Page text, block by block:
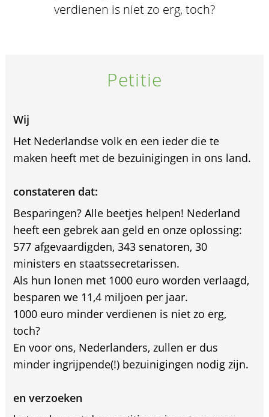
verdienen is niet zo erg, toch?
Petitie
Wij
Het Nederlandse volk en een ieder die te
maken heeft met de bezuinigingen in ons land.
constateren dat:
Besparingen? Alle beetjes helpen! Nederland
heeft een gebrek aan geld en onze oplossing:
577 afgevaardigden, 343 senatoren, 30
ministers en staatssecretarissen.
Als hun lonen met 1000 euro worden verlaagd,
besparen we 11,4 miljoen per jaar.
1000 euro minder verdienen is niet zo erg,
toch?
En voor ons, Nederlanders, zullen er dus
minder ingrijpende(!) bezuinigingen nodig zijn.
en verzoeken